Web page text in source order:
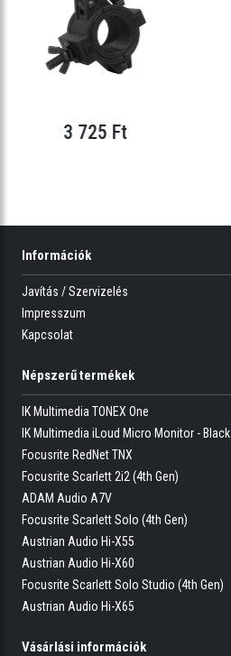
3 725 Ft
Információk
Javítás / Szervizelés
Impresszum
Kapcsolat
Népszerű termékek
IK Multimedia TONEX One
IK Multimedia iLoud Micro Monitor - Black
Focusrite RedNet TNX
Focusrite Scarlett 2i2 (4th Gen)
ADAM Audio A7V
Focusrite Scarlett Solo (4th Gen)
Austrian Audio Hi-X55
Austrian Audio Hi-X60
Focusrite Scarlett Solo Studio (4th Gen)
Austrian Audio Hi-X65
Vásárlási információk